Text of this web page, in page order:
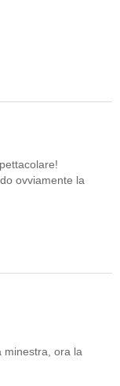
ovviamente la
minestra, ora la